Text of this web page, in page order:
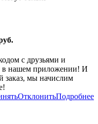
с друзьями и
в нашем приложении! И
заказ, мы начислим
ОтклонитьПодробнее